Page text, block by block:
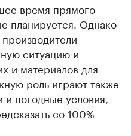
время прямого
планируется. Однако
ситуацию и
и материалов для
роль играют также
погодные условия,
со 100%